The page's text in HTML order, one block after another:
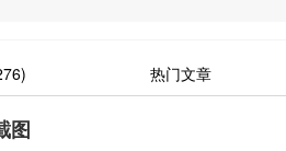
热门文章
图